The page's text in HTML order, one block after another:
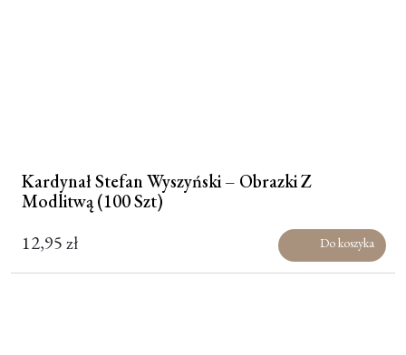
Kardynał Stefan Wyszyński – Obrazki Z
Modlitwą (100 Szt)
12,95zł Do koszyka